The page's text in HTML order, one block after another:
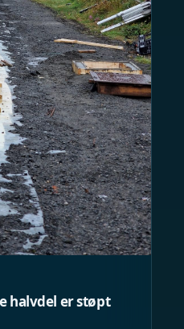
halvdel er støpt